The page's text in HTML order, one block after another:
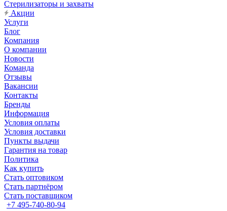
Стерилизаторы и захваты
Акции
Услуги
Блог
Компания
О компании
Новости
Команда
Отзывы
Вакансии
Контакты
Бренды
Информация
Условия оплаты
Условия доставки
Пункты выдачи
Гарантия на товар
Политика
Как купить
Стать оптовиком
Стать партнёром
Стать поставщиком
+7 495-740-80-94